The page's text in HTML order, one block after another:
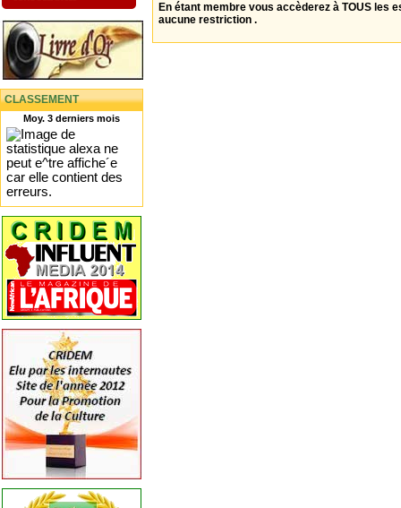
CLASSEMENT
Moy. 3 derniers mois
En étant membre vous accèderez à TOUS les
aucune restriction .